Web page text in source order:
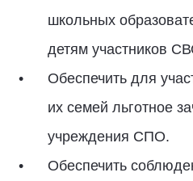
школьных
детям участников
Обеспечить для
их семей льготное
учреждения СПО.
Обеспечить